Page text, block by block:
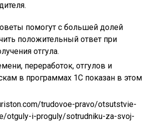
помогут с большей долей
положительный ответ при
отгула.
переработок, отгулов и
в программах 1С показан в этом
trudovoe-pravo/otsutstvie-
otguly-i-proguly/sotrudniku-za-svoj-